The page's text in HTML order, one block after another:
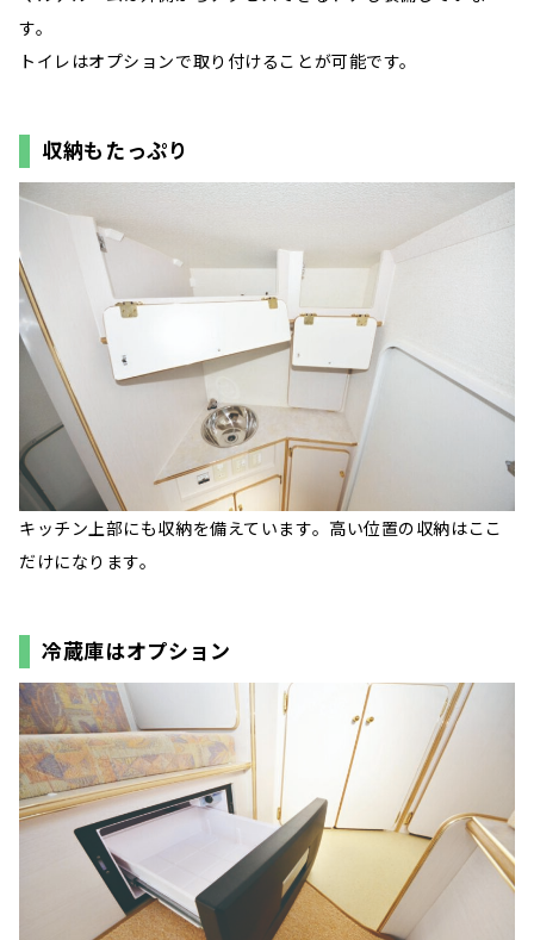
す。
トイレはオプションで取り付けることが可能です。
収納もたっぷり
キッチン上部にも収納を備えています。高い位置の収納はここ
だけになります。
冷蔵庫はオプション